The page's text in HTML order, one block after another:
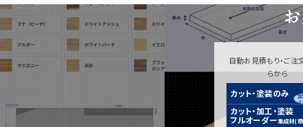
自動お見積もり・ご注
らから
カット・塗装のみ
カット・加工・塗装
フルオーダー集成材(
イ